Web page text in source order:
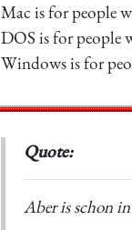
Mac is for people
DOS is for people
Windows is for
Quote:
Aber is schon